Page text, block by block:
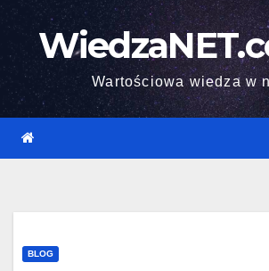
Skip
content
Wartościowa wiedza w
BLOG